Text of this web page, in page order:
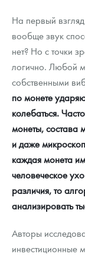
На первый
вообще звук
нет? Но с точки
логично. Любой
собственными
по монете
колебаться.
монеты, состава
и даже
каждая монета
человеческое
различия, то
анализировать
Авторы
инвестиционные